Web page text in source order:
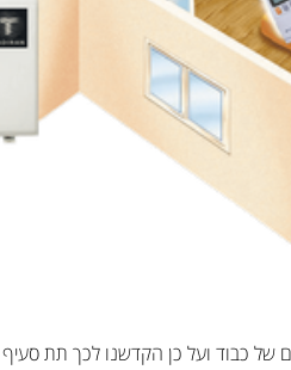
של כבוד ועל כן הקדשנו לכך תת